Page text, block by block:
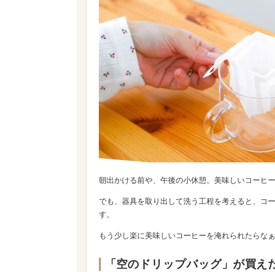
朝出かける前や、午後の小休憩。美味しいコーヒ
でも、器具を取り出して洗う工程を考えると、コ
す。
もう少し楽に美味しいコーヒーを淹れられたらな
「空のドリップバッグ」が買え